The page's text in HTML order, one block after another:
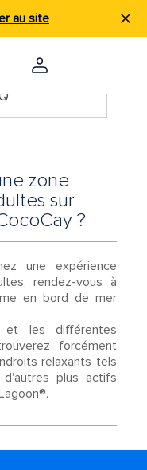
au site
zone
sur
?
une expérience
rendez-vous à
en bord de mer
les différentes
forcément
relaxants tels
plus actifs